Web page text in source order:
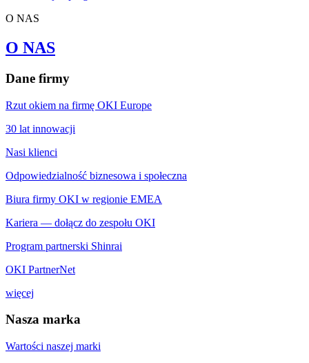
O NAS
O NAS
Dane firmy
Rzut okiem na firmę OKI Europe
30 lat innowacji
Nasi klienci
Odpowiedzialność biznesowa i społeczna
Biura firmy OKI w regionie EMEA
Kariera — dołącz do zespołu OKI
Program partnerski Shinrai
OKI PartnerNet
więcej
Nasza marka
Wartości naszej marki